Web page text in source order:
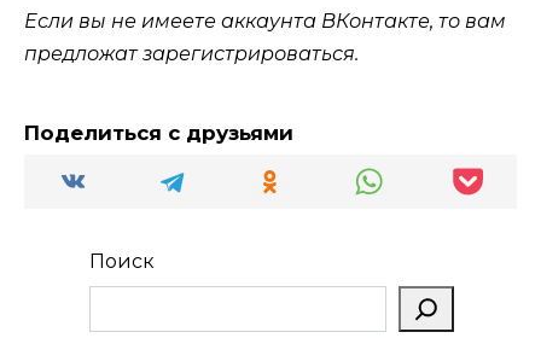
Если вы не имеете аккаунта ВКонтакте, то вам
предложат зарегистрироваться.
Поделиться с друзьями
Поиск